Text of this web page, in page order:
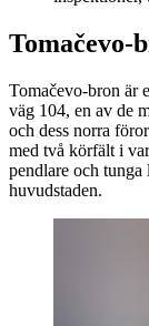
Tomačevo-
Tomačevo-bron är
väg 104, en av de
och dess norra
med två körfält i
pendlare och
huvudstaden.